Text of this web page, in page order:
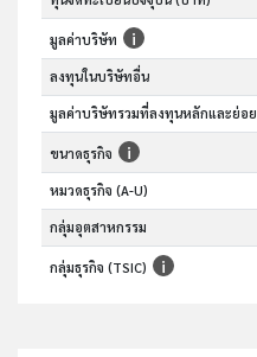
มูลค่าบริษัท
ลงทุนในบริษัทอื่น
มูลค่าบริษัทรวมที่ลงทุนหลักและย่อย
ขนาดธุรกิจ
หมวดธุรกิจ (A-U)
กลุ่มอุตสาหกรรม
กลุ่มธุรกิจ (TSIC)